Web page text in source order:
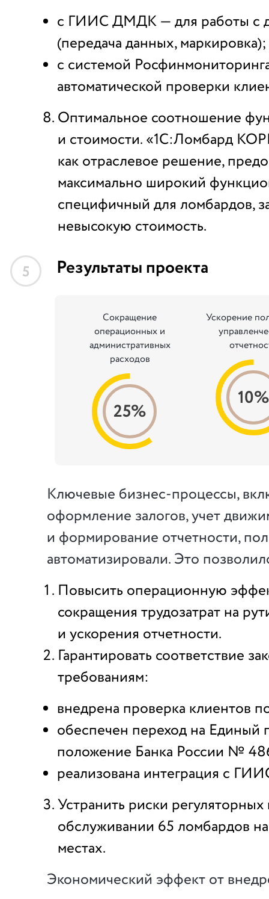
с ГИИС ДМДК — для работы с
(передача данных, маркировка);
с системой
автоматической проверки
Оптимальное соотношение
и стоимости. «1С:Ломбард
как отраслевое решение,
максимально широкий
специфичный для ломбардов,
невысокую стоимость.
5 Результаты проекта
Сокращение
операционных и
административных
расходов
25%
Ускорение
10%
Ключевые бизнес-процессы,
оформление залогов, учет
и формирование отчетности,
автоматизировали. Это
Повысить операционную
сокращения трудозатрат на
и ускорения отчетности.
Гарантировать соответствие
требованиям:
внедрена проверка клиентов
обеспечен переход на Единый
положение Банка России №
реализована интеграция с
Устранить риски
обслуживании 65 ломбардов
местах.
Экономический эффект от